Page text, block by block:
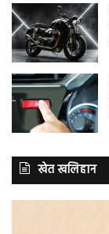
खेत खलिहान